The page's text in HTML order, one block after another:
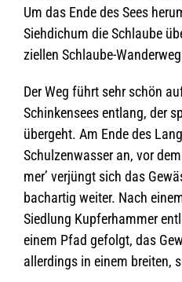
Um das Ende des Sees
Sieh­di­chum die Schlaube
zi­el­len Schlaube-
Der Weg führt sehr schön
Schin­ken­sees ent­lang, der
über­geht. Am Ende des
Schul­zen­was­ser an, vor
mer’ ver­jüngt sich das
bach­ar­tig wei­ter. Nach
Sied­lung Kup­fer­ham­mer
einem Pfad gefolgt, das
aller­dings in einem brei­ten,